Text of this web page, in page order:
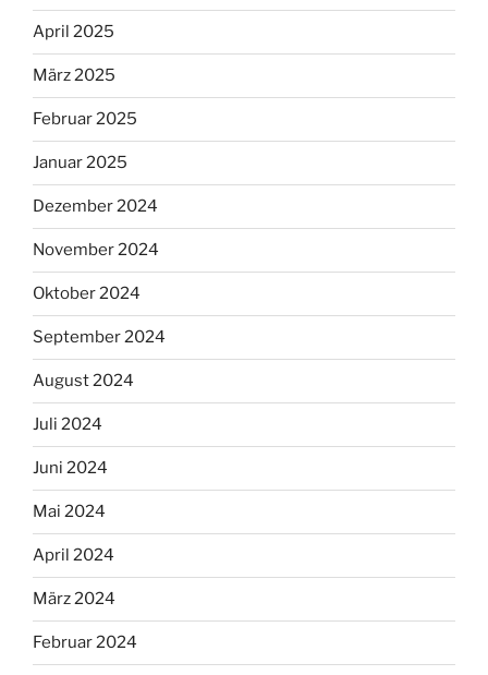
April 2025
März 2025
Februar 2025
Januar 2025
Dezember 2024
November 2024
Oktober 2024
September 2024
August 2024
Juli 2024
Juni 2024
Mai 2024
April 2024
März 2024
Februar 2024